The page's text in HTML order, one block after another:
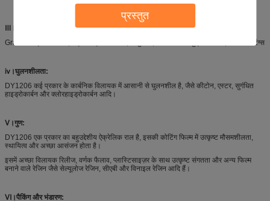
प्रस्तुत
Ⅲ।अनुप्रयोग:
Gravure प्रिंटिंग स्याही, स्क्रीन प्रिंटिंग स्याही, धातु लाह, कंटेनर और समुद्री कोटिंग्स, सीमेंट कोटिंग्स
ⅳ ।घुलनशीलता:
DY1206 कई प्रकार के कार्बनिक विलायक में आसानी से घुलनशील है, जैसे कीटोन, एस्टर, सुगंधित
हाइड्रोकार्बन और क्लोरहाइड्रोकार्बन आदि।
Ⅴ।गुण:
DY1206 एक प्रकार का बहुउद्देशीय ऐक्रेलिक राल है, इसकी कोटिंग फिल्म में उत्कृष्ट मौसमशीलता,
स्थायित्व और अच्छा आसंजन होता है।
इसमें अच्छा विलायक रिलीज, वर्णक फैलाव, प्लास्टिसाइज़र के साथ उत्कृष्ट संगतता और अन्य फिल्म
बनाने वाले रेजिन जैसे सेल्यूलोज रेजिन, सीएबी और विनाइल रेजिन आदि हैं।
Ⅵ।पैकिंग और भंडारण: